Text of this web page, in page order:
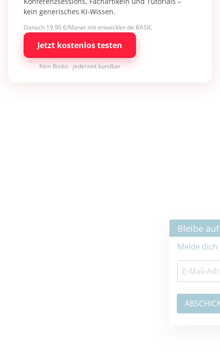
kein generisches KI-Wissen.
Danach 19,90 €/Monat mit entwickler.de BASIC
Jetzt kostenlos testen
Kein Risiko · jederzeit kündbar
Bleibe auf dem neuesten Stand ×
Melde dich jetzt zum Newsletter an: